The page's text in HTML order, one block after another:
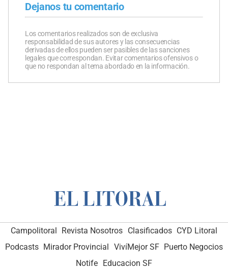
Dejanos tu comentario
Los comentarios realizados son de exclusiva
responsabilidad de sus autores y las consecuencias
derivadas de ellos pueden ser pasibles de las sanciones
legales que correspondan. Evitar comentarios ofensivos o
que no respondan al tema abordado en la información.
Campolitoral Revista Nosotros Clasificados CYD Litoral
Podcasts Mirador Provincial VivíMejor SF Puerto Negocios
Notife Educacion SF